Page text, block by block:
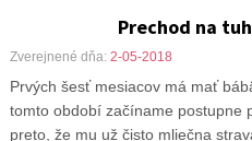
Prechod na
Zverejnené dňa: 2-05-2018
Prvých šesť mesiacov má mať
tomto období začíname postupne
preto, že mu už čisto mliečna